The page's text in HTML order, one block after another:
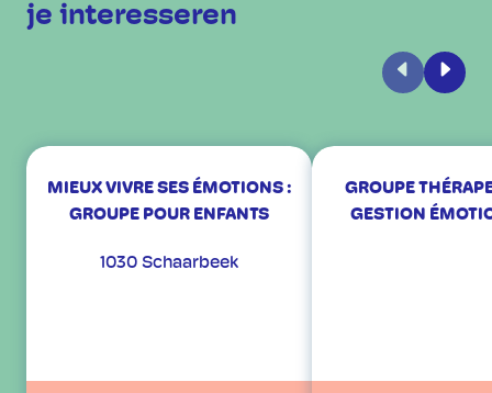
je interesseren
Vorige
MIEUX VIVRE SES ÉMOTIONS :
GROUPE POUR ENFANTS
1030 Schaarbeek
GROUPE
GESTION